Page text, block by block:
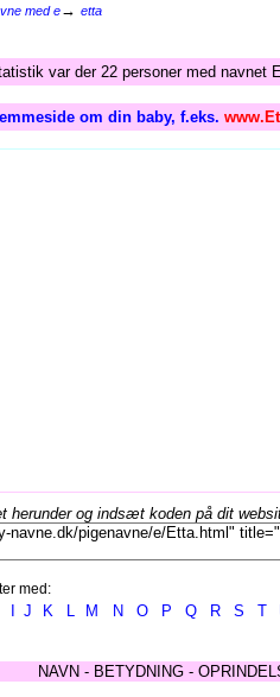
med e→ etta
var der 22 personer med navnet
om din baby, f.eks.
herunder og indsæt koden på dit
med:
J K L M N O P Q R S T
NAVN - BETYDNING -